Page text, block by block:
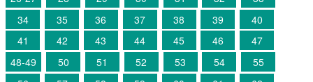
34
35 36 37 38 39
40
41
42 43 44 45 46
47
48-49
50 51 52 53 54
55